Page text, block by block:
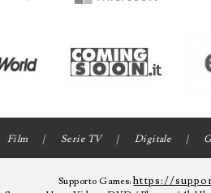
Film Serie TV Digitale
Supporto Games:https://